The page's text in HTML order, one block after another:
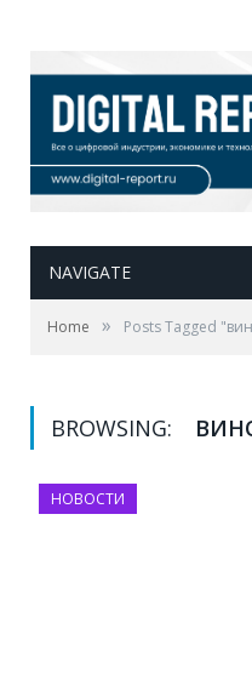
NAVIGATE
Home » Posts Tagged
BROWSING:
НОВОСТИ